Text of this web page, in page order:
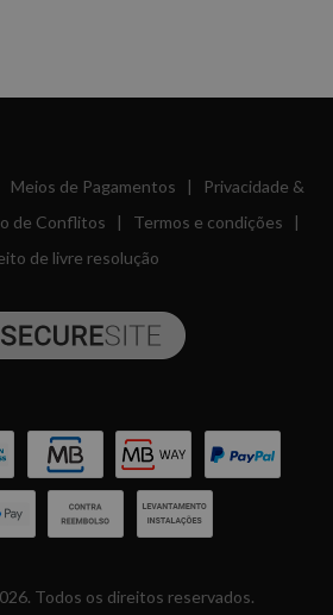
Meios de Pagamentos |
Privacidade &
de Conflitos | Termos e condições |
de livre resolução
Todos os direitos reservados.